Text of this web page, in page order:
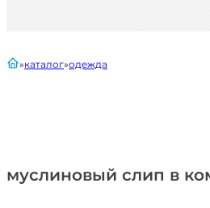
муслиновый слип в
главнаякаталог одежда